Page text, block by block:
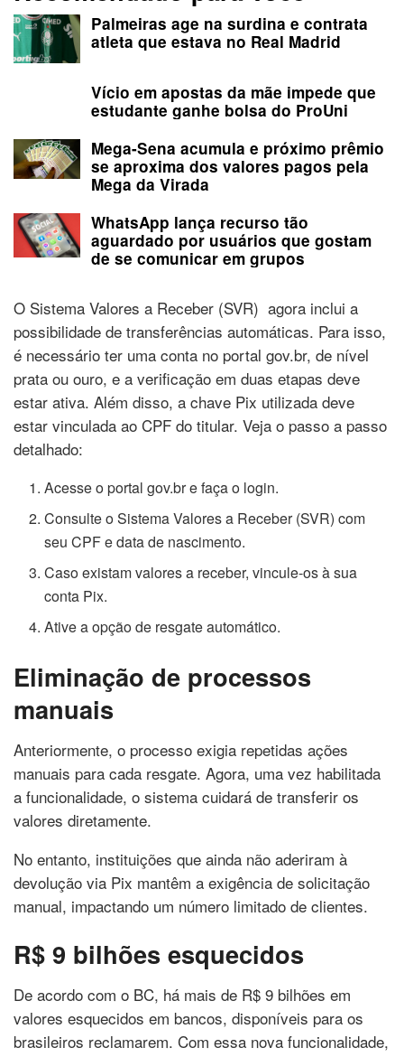
Palmeiras age na surdina e contrata
atleta que estava no Real Madrid
Vício em apostas da mãe impede que
estudante ganhe bolsa do ProUni
Mega-Sena acumula e próximo prêmio
se aproxima dos valores pagos pela
Mega da Virada
WhatsApp lança recurso tão
aguardado por usuários que gostam
de se comunicar em grupos
O Sistema Valores a Receber (SVR) agora inclui a
possibilidade de transferências automáticas. Para isso,
é necessário ter uma conta no portal gov.br, de nível
prata ou ouro, e a verificação em duas etapas deve
estar ativa. Além disso, a chave Pix utilizada deve
estar vinculada ao CPF do titular. Veja o passo a passo
detalhado:
Acesse o portal gov.br e faça o login.
Consulte o Sistema Valores a Receber (SVR) com
seu CPF e data de nascimento.
Caso existam valores a receber, vincule-os à sua
conta Pix.
Ative a opção de resgate automático.
Eliminação de processos
manuais
Anteriormente, o processo exigia repetidas ações
manuais para cada resgate. Agora, uma vez habilitada
a funcionalidade, o sistema cuidará de transferir os
valores diretamente.
No entanto, instituições que ainda não aderiram à
devolução via Pix mantêm a exigência de solicitação
manual, impactando um número limitado de clientes.
R$ 9 bilhões esquecidos
De acordo com o BC, há mais de R$ 9 bilhões em
valores esquecidos em bancos, disponíveis para os
brasileiros reclamarem. Com essa nova funcionalidade,